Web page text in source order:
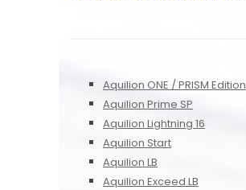
Aquilion ONE / PRISM Edition
Aquilion Prime SP
Aquilion Lightning 16
Aquilion Start
Aquilion LB
Aquilion Exceed LB